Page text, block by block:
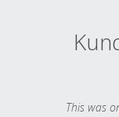
This was